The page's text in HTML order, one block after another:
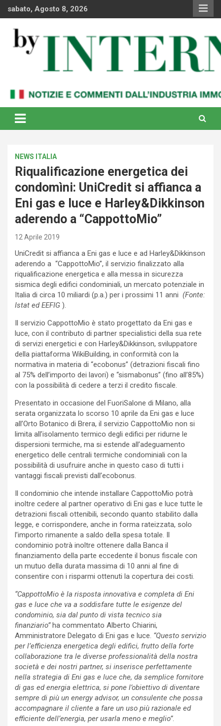
sabato, Agosto 8, 2026
By Internews
internazionale
NEWS ITALIA
Riqualificazione energetica dei
condomìni: UniCredit si affianca a
Eni gas e luce e Harley&Dikkinson
aderendo a “CappottoMio”
12 Aprile 2019
UniCredit si affianca a Eni gas e luce e ad Harley&Dikkinson
aderendo a “CappottoMio”, il servizio finalizzato alla
riqualificazione energetica e alla messa in sicurezza
sismica degli edifici condominiali, un mercato potenziale in
Italia di circa 10 miliardi (p.a.) per i prossimi 11 anni (Fonte:
Istat ed EEFIG ).
Il servizio CappottoMio è stato progettato da Eni gas e
luce, con il contributo di partner specialistici della sua rete
di servizi energetici e con Harley&Dikkinson, sviluppatore
della piattaforma WikiBuilding, in conformità con la
normativa in materia di “ecobonus” (detrazioni fiscali fino
al 75% dell’importo dei lavori) e “sismabonus” (fino all’85%)
con la possibilità di cedere a terzi il credito fiscale.
Presentato in occasione del FuoriSalone di Milano, alla
serata organizzata lo scorso 10 aprile da Eni gas e luce
all’Orto Botanico di Brera, il servizio CappottoMio non si
limita all’isolamento termico degli edifici per ridurne le
dispersioni termiche, ma si estende all’adeguamento
energetico delle centrali termiche condominiali con la
possibilità di usufruire anche in questo caso di tutti i
vantaggi fiscali previsti dall’ecobonus.
Il condominio che intende installare CappottoMio potrà
inoltre cedere al partner operativo di Eni gas e luce tutte le
detrazioni fiscali ottenibili, secondo quanto stabilito dalla
legge, e corrispondere, anche in forma rateizzata, solo
l’importo rimanente a saldo della spesa totale. Il
condominio potrà inoltre ottenere dalla Banca il
finanziamento della parte eccedente il bonus fiscale con
un mutuo della durata massima di 10 anni al fine di
consentire con i risparmi ottenuti la copertura dei costi.
“CappottoMio è la risposta innovativa e completa di Eni
gas e luce che va a soddisfare tutte le esigenze del
condominio, sia dal punto di vista tecnico sia
finanziario”ha commentato Alberto Chiarini,
Amministratore Delegato di Eni gas e luce. “Questo servizio
per l’efficienza energetica degli edifici, frutto della forte
collaborazione tra le diverse professionalità della nostra
società e dei nostri partner, si inserisce perfettamente
nella strategia di Eni gas e luce che, da semplice fornitore
di gas ed energia elettrica, si pone l’obiettivo di diventare
sempre di più un energy advisor, un consulente che possa
accompagnare il cliente a fare un uso più razionale ed
efficiente dell’energia, per usarla meno e meglio”.